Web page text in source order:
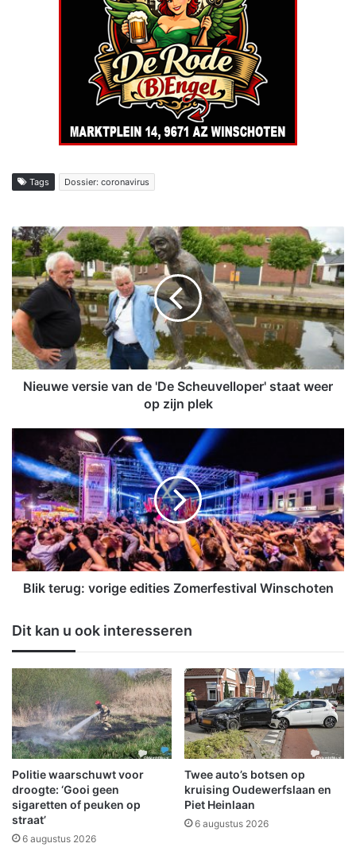
Tags Dossier: coronavirus
N
i
e
u
w
e
v
e
r
a
n
e
'
D
e
S
u
v
e
l
l
o
p
e
r
'
s
t
a
Nieuwe versie van de 'De Scheuvelloper' staat weer
op zijn plek
l
i
t
e
r
u
g
r
i
g
e
e
d
i
t
i
e
s
Z
o
Blik terug: vorige edities Zomerfestival Winschoten
Dit kan u ook interesseren
Politie waarschuwt voor
droogte: ‘Gooi geen
sigaretten of peuken op
straat’
6 augustus 2026
Twee auto’s botsen op
kruising Oudewerfslaan en
Piet Heinlaan
6 augustus 2026